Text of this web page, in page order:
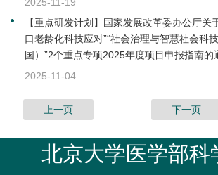
【重点研发计划】国家发展改革委办公厅关
口老龄化科技应对”“社会治理与智慧社会科
国）”2个重点专项2025年度项目申报指南的
2025-11-04
上一页 下一页
北京大学医学部科